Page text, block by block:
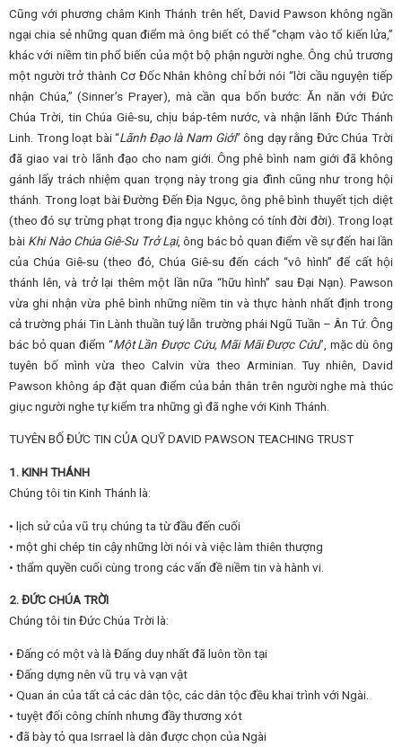
Cũng với phương châm Kinh Thánh trên hết, David Pawson không ngần
ngại chia sẻ những quan điểm mà ông biết có thể “chạm vào tổ kiến lửa,”
khác với niềm tin phổ biến của một bộ phận người nghe. Ông chủ trương
một người trở thành Cơ Đốc Nhân không chỉ bởi nói “lời cầu nguyện tiếp
nhận Chúa,” (Sinner’s Prayer), mà cần qua bốn bước: Ăn năn với Đức
Chúa Trời, tin Chúa Giê-su, chịu báp-têm nước, và nhận lãnh Đức Thánh
Linh. Trong loạt bài “Lãnh Đạo là Nam Giới” ông dạy rằng Đức Chúa Trời
đã giao vai trò lãnh đạo cho nam giới. Ông phê bình nam giới đã không
gánh lấy trách nhiệm quan trọng này trong gia đình cũng như trong hội
thánh. Trong loạt bài Đường Đến Địa Ngục, ông phê bình thuyết tịch diệt
(theo đó sự trừng phạt trong địa ngục không có tính đời đời). Trong loạt
bài Khi Nào Chúa Giê-Su Trở Lại, ông bác bỏ quan điểm về sự đến hai lần
của Chúa Giê-su (theo đó, Chúa Giê-su đến cách “vô hình” để cất hội
thánh lên, và trở lại thêm một lần nữa “hữu hình” sau Đại Nạn). Pawson
vừa ghi nhận vừa phê bình những niềm tin và thực hành nhất định trong
cả trường phái Tin Lành thuần tuý lẫn trường phái Ngũ Tuần – Ân Tứ. Ông
bác bỏ quan điểm “Một Lần Được Cứu, Mãi Mãi Được Cứu”, mặc dù ông
tuyên bố mình vừa theo Calvin vừa theo Arminian. Tuy nhiên, David
Pawson không áp đặt quan điểm của bản thân trên người nghe mà thúc
giục người nghe tự kiểm tra những gì đã nghe với Kinh Thánh.
TUYÊN BỐ ĐỨC TIN CỦA QUỸ DAVID PAWSON TEACHING TRUST
1. KINH THÁNH
Chúng tôi tin Kinh Thánh là:
• lịch sử của vũ trụ chúng ta từ đầu đến cuối
• một ghi chép tin cậy những lời nói và việc làm thiên thượng
• thẩm quyền cuối cùng trong các vấn đề niềm tin và hành vi.
2. ĐỨC CHÚA TRỜI
Chúng tôi tin Đức Chúa Trời là:
• Đấng có một và là Đấng duy nhất đã luôn tồn tại
• Đấng dựng nên vũ trụ và vạn vật
• Quan án của tất cả các dân tộc, các dân tộc đều khai trình với Ngài.
• tuyệt đối công chính nhưng đầy thương xót
• đã bày tỏ qua Isrrael là dân được chọn của Ngài